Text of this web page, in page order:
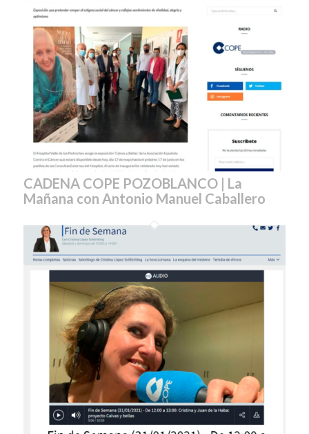
CADENA COPE POZOBLANCO | La
Mañana con Antonio Manuel Caballero